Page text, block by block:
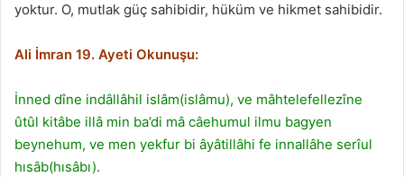
yoktur. O, mutlak güç sahibidir, hüküm ve hikmet sahibidir.
Ali İmran 19. Ayeti Okunuşu:
İnned dîne indâllâhil islâm(islâmu), ve mâhtelefellezîne
ûtûl kitâbe illâ min ba’di mâ câehumul ilmu bagyen
beynehum, ve men yekfur bi âyâtillâhi fe innallâhe serîul
hısâb(hısâbı).